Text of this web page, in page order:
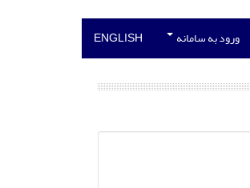
ورود به سامانه ENGLISH